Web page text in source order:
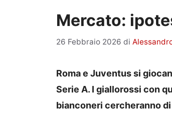
Mercato:
26 Febbraio 2026 di
Roma e Juventus si
Serie A. I giallorossi con
bianconeri cercheranno